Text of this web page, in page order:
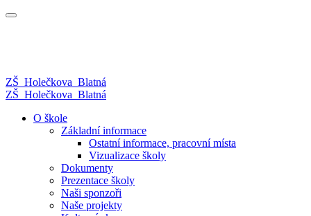
ZŠ Holečkova Blatná
ZŠ Holečkova Blatná
O škole
Základní informace
Ostatní informace, pracovní místa
Vizualizace školy
Dokumenty
Prezentace školy
Naši sponzoři
Naše projekty